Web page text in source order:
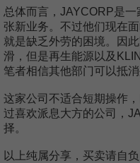
总体而言，JAYCORP是
张新业务。不过他们现在
就是缺乏外劳的困境。因
滑，但是再生能源以及
笔者相信其他部门可以抵消
这家公司不适合短期操作
过喜欢派息大方的公司，
择。
以上纯属分享，买卖请自负